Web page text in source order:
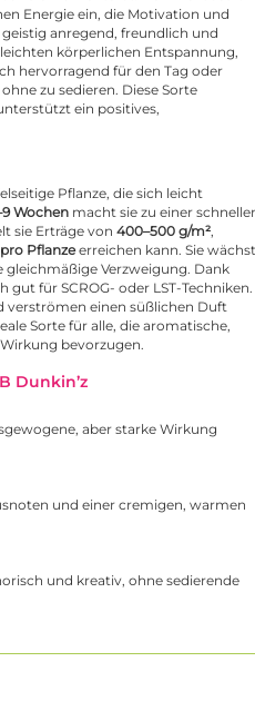
Energie ein, die Motivation und
anregend, freundlich und
körperlichen Entspannung,
hervorragend für den Tag oder
zu sedieren. Diese Sorte
ein positives,
Pflanze, die sich leicht
Wochen macht sie zu einer
sie Erträge von 400–500 g/m²,
Pflanzeerreichen kann. Sie wächst
Verzweigung. Dank
für SCROG- oder LST-Techniken.
verströmen einen süßlichen Duft
Sorte für alle, die aromatische,
bevorzugen.
Dunkin’z
aber starke Wirkung
und einer cremigen, warmen
und kreativ, ohne sedierende